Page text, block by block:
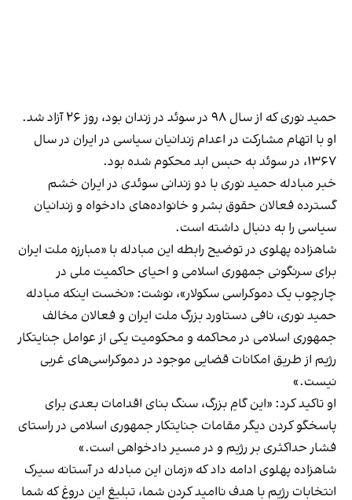
حمید نوری که از سال ۹۸ در سوئد در زندان بود، روز ۲۶ آزاد شد.
او با‌ اتهام مشارکت در اعدام زندانیان سیاسی در ایران در سال
۱۳۶۷، در سوئد به حبس ابد محکوم شده بود.
خبر مبادله حمید نوری با دو زندانی سوئدی در ایران خشم
گسترده فعالان حقوق بشر و خانواده‌های دادخواه و زندانیان
سیاسی را به دنبال داشته است.
شاهزاده پهلوی در توضیح رابطه این مبادله با «مبارزه ملت ایران
برای سرنگونی جمهوری اسلامی و احیای حاکمیت ملی در
چارچوب یک دموکراسی سکولار»، نوشت: «نخست اینکه مبادله
حمید نوری، نافی دستاورد بزرگ ملت ایران و فعالان مخالف
جمهوری اسلامی در محاکمه و محکومیت یکی از عوامل جنایتکار
رژیم از طریق امکانات قضایی موجود در دموکراسی‌های غربی
نیست.»
او تاکید کرد: «این گامِ بزرگ، سنگ بنای اقدامات بعدی برای
پاسخگو کردن دیگر مقامات جنایتکار جمهوری اسلامی در راستای
فشار حداکثری بر رژیم و در مسیر دادخواهی است.»
شاهزاده پهلوی ادامه داد که «زمان این مبادله در آستانه سیرک
انتخابات رژیم با هدف ناامید کردن شما، تبلیغ این دروغ که شما